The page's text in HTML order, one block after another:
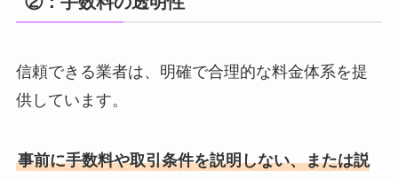
信頼できる業者は、明確で合理的な料金体系を提
供しています。
事前に手数料や取引条件を説明しない、または説